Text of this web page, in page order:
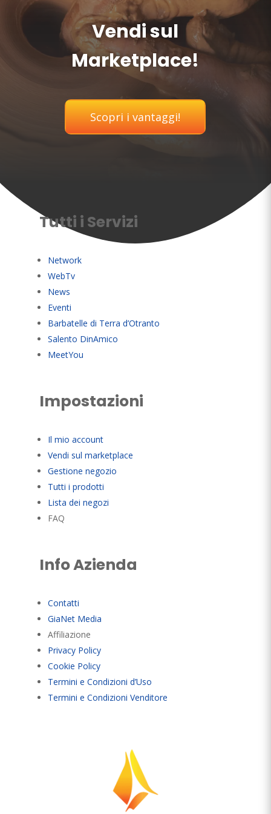
Vendi sul
Marketplace!
Scopri i vantaggi!
Tutti i Servizi
Network
WebTv
News
Eventi
Barbatelle di Terra d’Otranto
Salento DinAmico
MeetYou
Impostazioni
Il mio account
Vendi sul marketplace
Gestione negozio
Tutti i prodotti
Lista dei negozi
FAQ
Info Azienda
Contatti
GiaNet Media
Affiliazione
Privacy Policy
Cookie Policy
Termini e Condizioni d’Uso
Termini e Condizioni Venditore